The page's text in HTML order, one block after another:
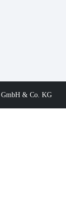
GmbH & Co. KG